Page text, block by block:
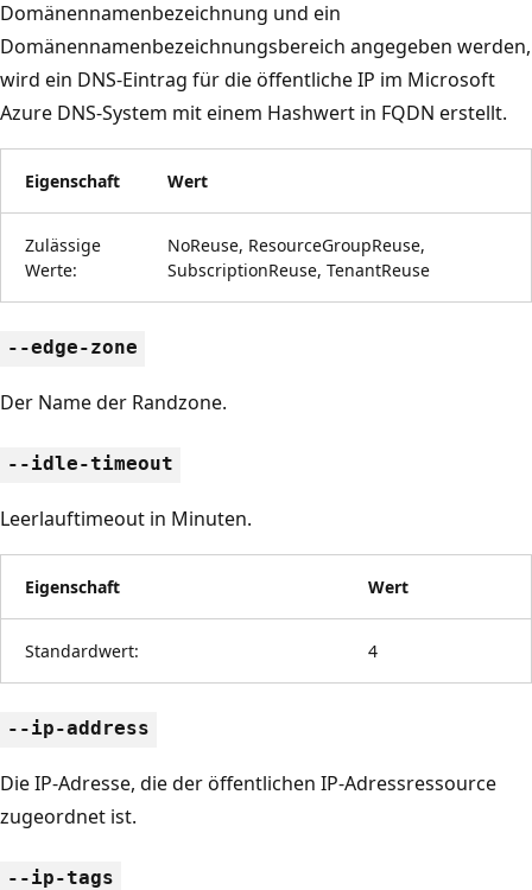
Domänennamenbezeichnung und ein
Domänennamenbezeichnungsbereich angegeben werden,
wird ein DNS-Eintrag für die öffentliche IP im Microsoft
Azure DNS-System mit einem Hashwert in FQDN erstellt.
Eigenschaft Wert
Zulässige
Werte:
NoReuse, ResourceGroupReuse,
SubscriptionReuse, TenantReuse
--edge-zone
Der Name der Randzone.
--idle-timeout
Leerlauftimeout in Minuten.
Eigenschaft Wert
Standardwert: 4
--ip-address
Die IP-Adresse, die der öffentlichen IP-Adressressource
zugeordnet ist.
--ip-tags